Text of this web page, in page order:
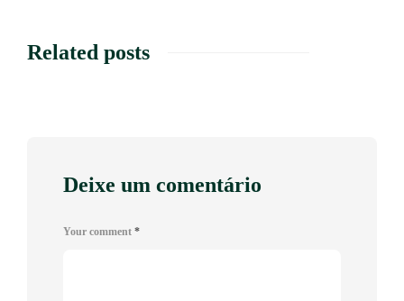
Related posts
Deixe um comentário
Your comment *